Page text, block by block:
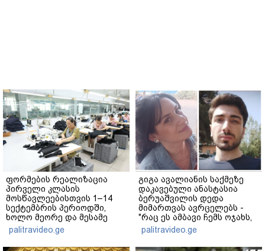
ფორმების რეალიზაცია
პირველი კლასის
მოსწავლეებისთვის 1–14
სექტემბრის პერიოდში,
ხოლო მეორე და მესამე
ეტაპებზე...
palitravideo.ge
გიგა ავალიანის საქმეზე
დაკავებული ანასტასია
ბერუაშვილის დედა
მიმართვას ავრცელებს -
"რაც ეს ამბავი ჩემს ოჯახს,
ჩემს ანასტასიას გადახდა
თავს, მის მერე მე მე არ
ვარ"
palitravideo.ge